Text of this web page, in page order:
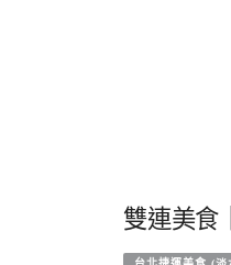
雙連美食